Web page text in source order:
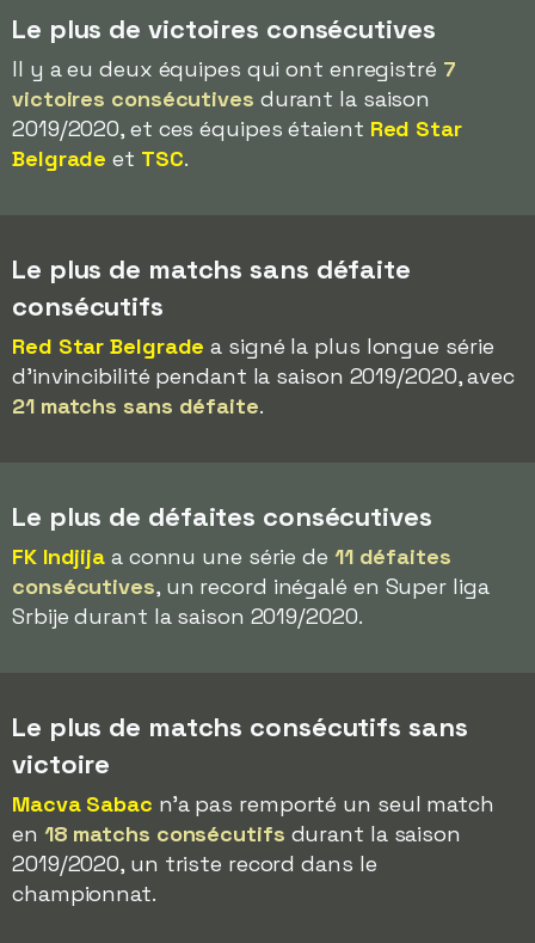
Le plus de victoires consécutives
Il y a eu deux équipes qui ont enregistré 7
victoires consécutives durant la saison
2019/2020, et ces équipes étaient Red Star
Belgrade et TSC.
Le plus de matchs sans défaite
consécutifs
Red Star Belgrade a signé la plus longue série
d'invincibilité pendant la saison 2019/2020, avec
21 matchs sans défaite.
Le plus de défaites consécutives
FK Indjija a connu une série de 11 défaites
consécutives, un record inégalé en Super liga
Srbije durant la saison 2019/2020.
Le plus de matchs consécutifs sans
victoire
Macva Sabac n'a pas remporté un seul match
en 18 matchs consécutifs durant la saison
2019/2020, un triste record dans le
championnat.